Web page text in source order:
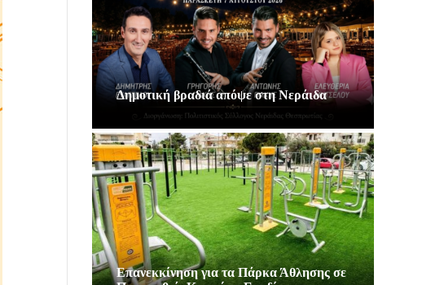
Δημοτική βραδιά απόψε στη Νεράιδα
Επανεκκίνηση για τα Πάρκα Άθλησης σε